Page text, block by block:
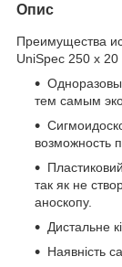
Опис
Преимущества
UniSpec 250 х
тем самым
возможность
так як не
аноскопу.
Дистальне
Наявність